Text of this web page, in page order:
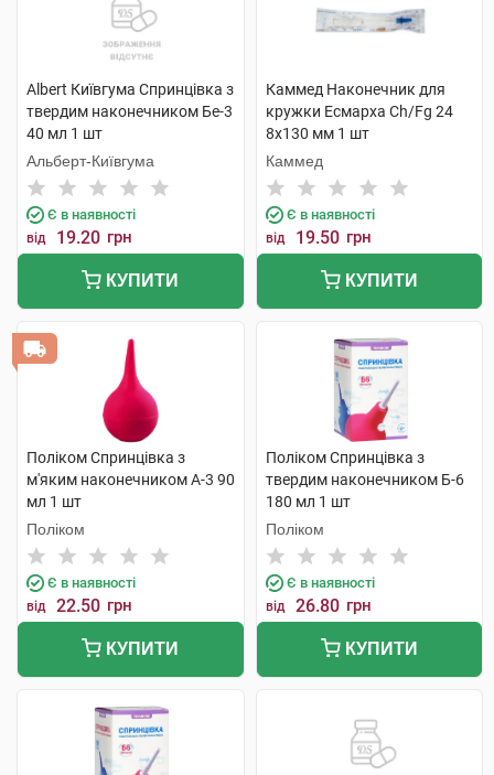
Albert Київгума Спринцівка з
твердим наконечником Бе-3
40 мл 1 шт
Альберт-Київгума
Є в наявності
від 19.20 грн
КУПИТИ
Каммед Наконечник для
кружки Есмарха Ch/Fg 24
8x130 мм 1 шт
Каммед
Є в наявності
від 19.50 грн
КУПИТИ
Поліком Спринцівка з
м'яким наконечником А-3 90
мл 1 шт
Поліком
Є в наявності
від 22.50 грн
КУПИТИ
Поліком Спринцівка з
твердим наконечником Б-6
180 мл 1 шт
Поліком
Є в наявності
від 26.80 грн
КУПИТИ